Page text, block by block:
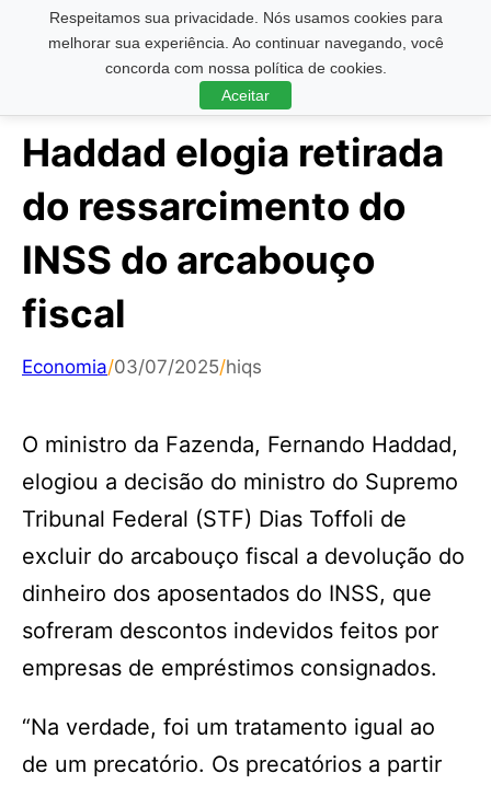
Respeitamos sua privacidade. Nós usamos cookies para
melhorar sua experiência. Ao continuar navegando, você
concorda com nossa política de cookies.
Aceitar
Pesquisar ...
Haddad elogia retirada
do ressarcimento do
INSS do arcabouço
fiscal
Economia/03/07/2025/hiqs
O ministro da Fazenda, Fernando Haddad,
elogiou a decisão do ministro do Supremo
Tribunal Federal (STF) Dias Toffoli de
excluir do arcabouço fiscal a devolução do
dinheiro dos aposentados do INSS, que
sofreram descontos indevidos feitos por
empresas de empréstimos consignados.
“Na verdade, foi um tratamento igual ao
de um precatório. Os precatórios a partir